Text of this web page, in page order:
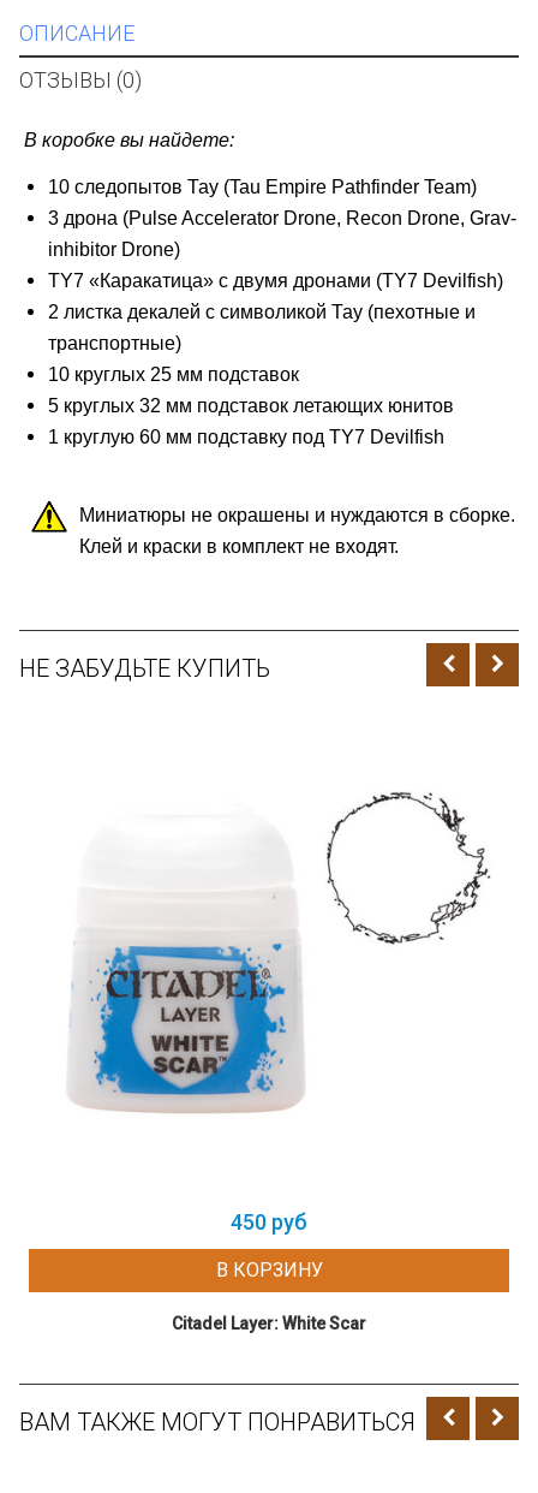
ОПИСАНИЕ
ОТЗЫВЫ (0)
В коробке вы найдете:
10 следопытов Тау (Tau Empire Pathfinder Team)
3 дрона (Pulse Accelerator Drone, Recon Drone, Grav-
inhibitor Drone)
TY7 «Каракатица» с двумя дронами (TY7 Devilfish)
2 листка декалей с символикой Тау (пехотные и
транспортные)
10 круглых 25 мм подставок
5 круглых 32 мм подставок летающих юнитов
1 круглую 60 мм подставку под TY7 Devilfish
Миниатюры не окрашены и нуждаются в сборке.
Клей и краски в комплект не входят.
НЕ ЗАБУДЬТЕ КУПИТЬ
450 руб
В КОРЗИНУ
Citadel Layer: White Scar
ВАМ ТАКЖЕ МОГУТ ПОНРАВИТЬСЯ